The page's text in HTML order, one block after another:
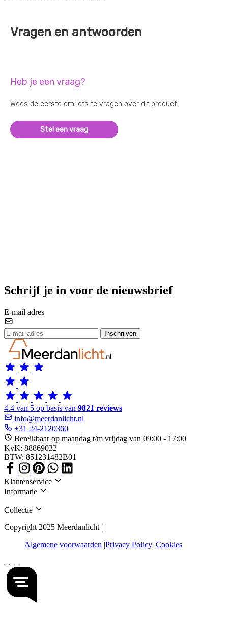
Vragen en antwoorden
Heb je een vraag?
Wees de eerste om iets te vragen over dit product
Stel een vraag
Schrijf je in voor de nieuwsbrief
E-mail adres
Inschrijven
4.4 van 5 op basis van 9821 reviews
info@meerdanlicht.nl
+31 24-2120360
Bereikbaar op maandag t/m vrijdag van 09:00 - 17:00
KvK: 88869032
BTW: 851231482B01
Klantenservice
Informatie
Collectie
Copyright 2025 Meerdanlicht |
Algemene voorwaarden Privacy Policy Cookies